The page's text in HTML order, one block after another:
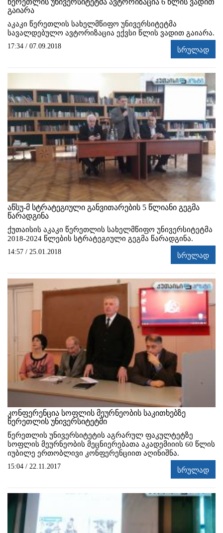
გაიარა
აკაკი წერეთლის სახელმწიფო უნივერსიტეტმა
სავალდებულო ავტორიზაცია ექვსი წლის ვადით გაიარა.
17:34 / 07.09.2018 სრულად
აწსუ-მ სტრატეგიული განვითარების 5 წლიანი გეგმა
წარადგინა
ქუთაისის აკაკი წერეთლის სახელმწიფო უნივერსიტეტმა
2018-2024 წლების სტრატეგიული გეგმა წარადგინა.
14:57 / 25.01.2018 სრულად
კონფერენცია სოფლის მეურნეობის საკითხებზე
წერეთლის უნივერსიტეტში
წერეთლის უნივერსიტეტის აგრარულ ფაკულტეტზე
სოფლის მეურნეობის მეცნიერებათა აკადემიიის 60 წლის
იუბილე ერთობლივი კონფერენციით აღინიშნა.
15:04 / 22.11.2017 სრულად